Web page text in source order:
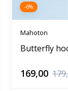
-6%
Mahoton
Butterfly
169,00